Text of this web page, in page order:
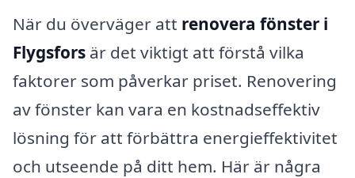
När du överväger att renovera fönster i
Flygsfors är det viktigt att förstå vilka
faktorer som påverkar priset. Renovering
av fönster kan vara en kostnadseffektiv
lösning för att förbättra energieffektivitet
och utseende på ditt hem. Här är några